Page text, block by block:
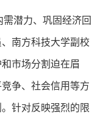
潜力、巩固经济回
南方科技大学副校
市场分割迫在眉
争、社会信用等方
针对反映强烈的限